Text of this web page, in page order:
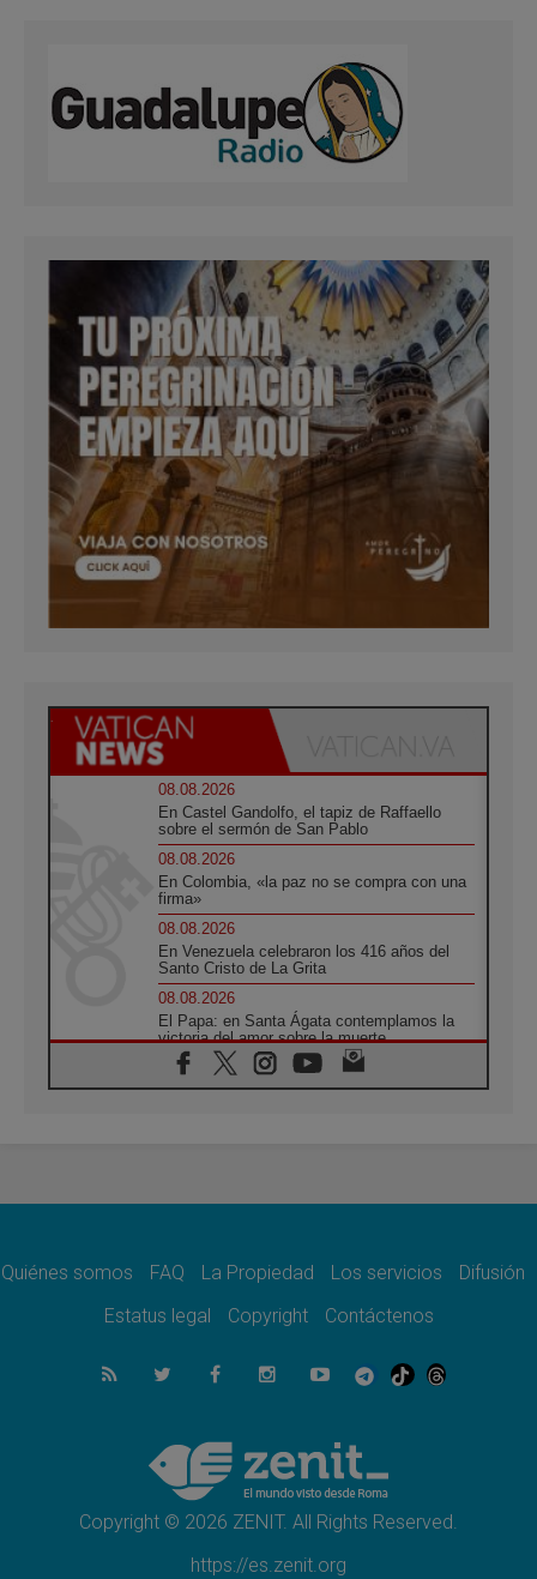
08.08.2026
En Castel Gandolfo, el tapiz de Raffaello
sobre el sermón de San Pablo
08.08.2026
En Colombia, «la paz no se compra con una
firma»
08.08.2026
En Venezuela celebraron los 416 años del
Santo Cristo de La Grita
08.08.2026
El Papa: en Santa Ágata contemplamos la
victoria del amor sobre la muerte
08.08.2026
León XIV visitará el Santuario de la Madre
07.08.2026
07.08.2026
el compromiso del cristiano"
La matanza de niños en Gaza no cesa: 300
muertos en 300 días
Tagle: La guerra desfigura el mundo, solo la
revelación de Dios lo transfigura
Quiénes somos FAQ La Propiedad Los servicios
Difusión
Estatus legal
Copyright Contáctenos
Copyright © 2026 ZENIT. All Rights Reserved.
https://es.zenit.org